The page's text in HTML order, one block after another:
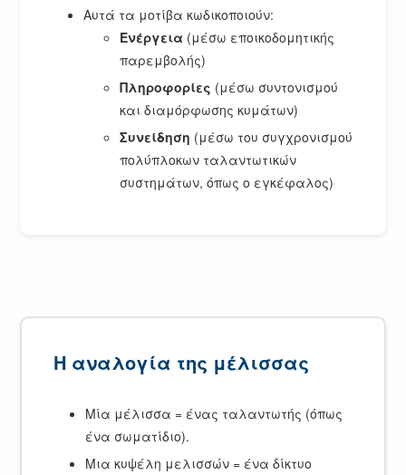
Αυτά τα μοτίβα κωδικοποιούν:
Ενέργεια (μέσω εποικοδομητικής
παρεμβολής)
Πληροφορίες (μέσω συντονισμού
και διαμόρφωσης κυμάτων)
Συνείδηση (μέσω του συγχρονισμού
πολύπλοκων ταλαντωτικών
συστημάτων, όπως ο εγκέφαλος)
Η αναλογία της μέλισσας
Μία μέλισσα = ένας ταλαντωτής (όπως
ένα σωματίδιο).
Μια κυψέλη μελισσών = ένα δίκτυο